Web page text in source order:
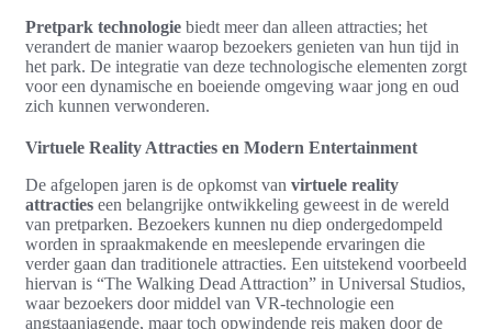
Pretpark technologie biedt meer dan alleen attracties; het
verandert de manier waarop bezoekers genieten van hun tijd in
het park. De integratie van deze technologische elementen zorgt
voor een dynamische en boeiende omgeving waar jong en oud
zich kunnen verwonderen.
Virtuele Reality Attracties en Modern Entertainment
De afgelopen jaren is de opkomst van virtuele reality
attracties een belangrijke ontwikkeling geweest in de wereld
van pretparken. Bezoekers kunnen nu diep ondergedompeld
worden in spraakmakende en meeslepende ervaringen die
verder gaan dan traditionele attracties. Een uitstekend voorbeeld
hiervan is “The Walking Dead Attraction” in Universal Studios,
waar bezoekers door middel van VR-technologie een
angstaanjagende, maar toch opwindende reis maken door de